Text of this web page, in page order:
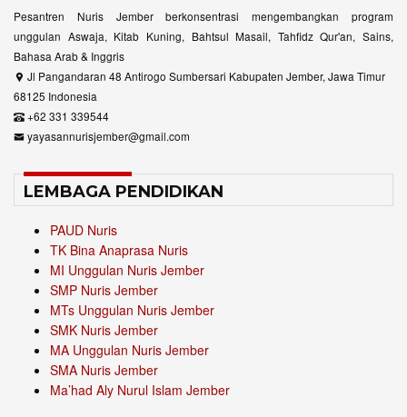
Pesantren Nuris Jember berkonsentrasi mengembangkan program
unggulan Aswaja, Kitab Kuning, Bahtsul Masail, Tahfidz Qur'an, Sains,
Bahasa Arab & Inggris
Jl Pangandaran 48 Antirogo Sumbersari Kabupaten Jember, Jawa Timur
68125 Indonesia
+62 331 339544
yayasannurisjember@gmail.com
LEMBAGA PENDIDIKAN
PAUD Nuris
TK Bina Anaprasa Nuris
MI Unggulan Nuris Jember
SMP Nuris Jember
MTs Unggulan Nuris Jember
SMK Nuris Jember
MA Unggulan Nuris Jember
SMA Nuris Jember
Ma’had Aly Nurul Islam Jember